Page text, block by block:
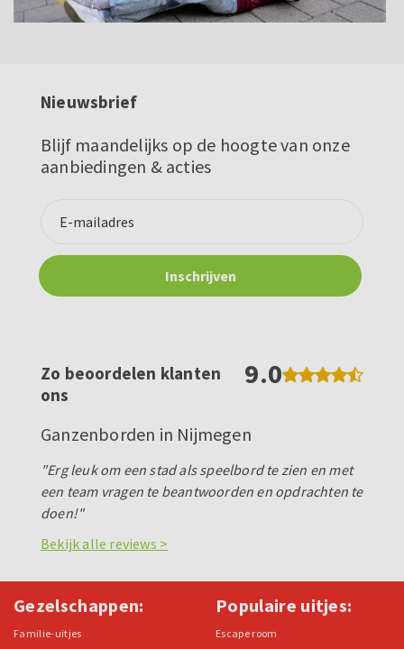
Nieuwsbrief
Blijf maandelijks op de hoogte van onze
aanbiedingen & acties
Zo beoordelen klanten
ons
9.0
Ganzenborden in Nijmegen
"Erg leuk om een stad als speelbord te zien en met
een team vragen te beantwoorden en opdrachten te
doen!"
Bekijk alle reviews >
Gezelschappen:
Familie-uitjes
Populaire uitjes:
Escape room